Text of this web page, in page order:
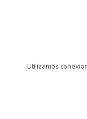
Utilizamos